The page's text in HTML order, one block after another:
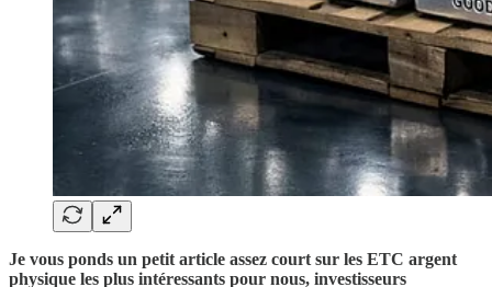
Je vous ponds un petit article assez court sur les ETC argent
physique les plus intéressants pour nous, investisseurs